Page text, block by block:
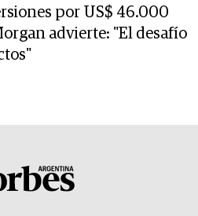
por US$ 46.000
advierte: "El desafío